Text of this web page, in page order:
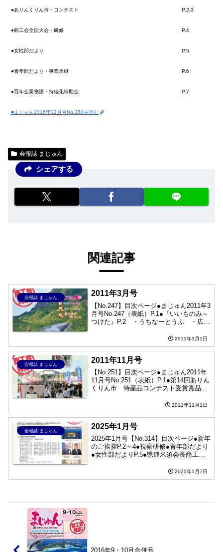
●ありんくりん市・コンテスト P.2-3
●商工会全国大会・研修 P.4
●女性部だより P.5
●青年部だより・事業承継 P.6
●百年企業物語・持続化補助金 P.7
■まじゅん2016年12月号No.280を読む
会報誌 まじゅん
シェアする
関連記事
会報誌 まじゅん 2011年3月号
【No.247】目次ページ●まじゅん2011年3
月号No.247（表紙）P.1●『いいものみ～
つけた』P.2 ・うちなーとうふ ・広島
國いもソフトクリーム●青年部・女性部
だよりP.3●『経営革新通信』P....
2011年3月1日
会報誌 まじゅん 2011年11月号
【No.251】目次ページ●まじゅん2011年
11月号No.251（表紙）P.1●第14回ありん
くりん市 特産品コンテスト受賞賞品
性部だよりP.4●タイヤランド沖縄 経営
革新物語P.5●復興支...
2011年11月1日
会報誌 まじゅん 2025年1月号
2025年1月号【No.314】目次ページ●新年
のご挨拶P.2～4●視察研修●青年部だより
●女性部だよりP.5●県連米須会長商工会
ポン全国物産展 2024開催P.6●国頭村商工
会50周年記念式典・祝賀...
2025年1月7日
2016年9・10月合併号